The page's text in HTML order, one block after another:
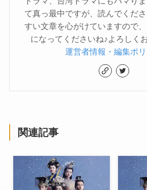
て真っ最中ですが、読んでくだ
すい文章を心がけていますので
になってくださいね♪よろしく
運営者情報・編集ポ
関連記事